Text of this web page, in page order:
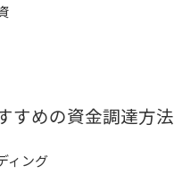
すめの資金調達方法
ィング